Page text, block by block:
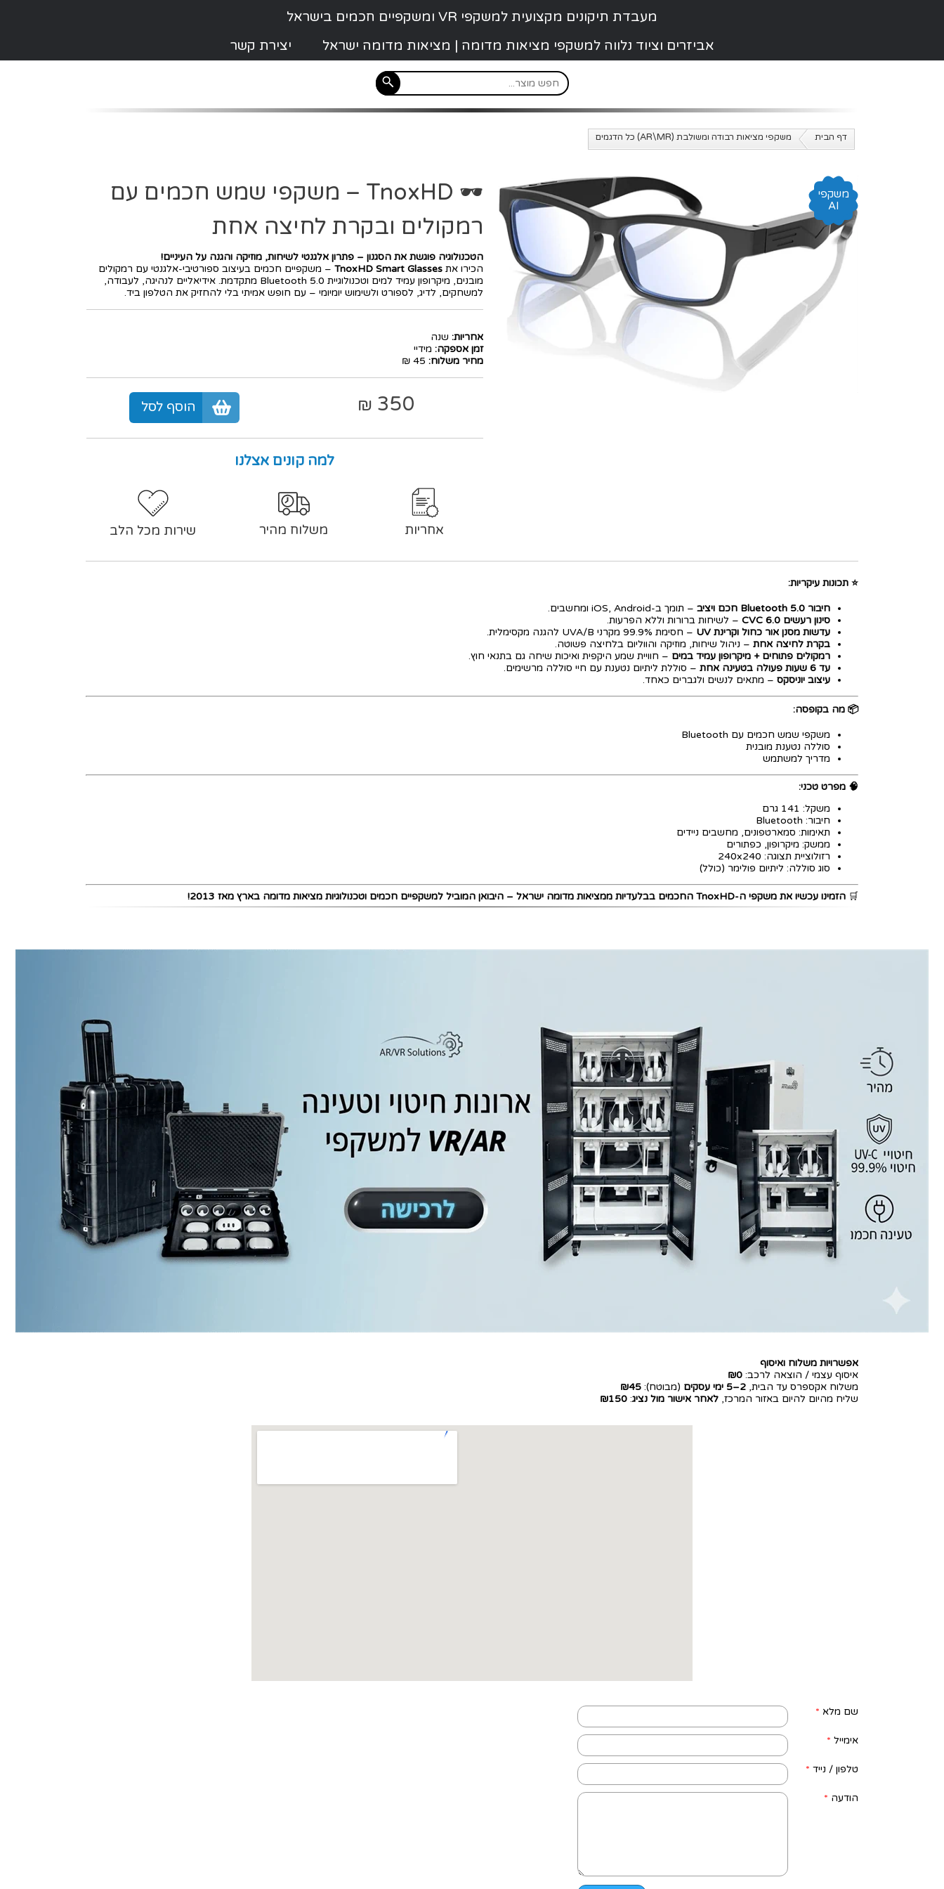
מעבדת תיקונים מקצועית למשקפי VR ומשקפיים חכמים בישראל
אביזרים וציוד נלווה למשקפי מציאות מדומה | מציאות מדומה ישראל
יצירת קשר
דף הבית משקפי מציאות רבודה ומשולבת (AR\MR) כל הדגמים
משקפי
AI
🕶️ TnoxHD – משקפי שמש חכמים עם
רמקולים ובקרת לחיצה אחת
הטכנולוגיה פוגשת את הסגנון – פתרון אלגנטי לשיחות, מוזיקה והגנה על העיניים!
הכירו אתTnoxHD Smart Glasses – משקפיים חכמים בעיצוב ספורטיבי-אלגנטי עם רמקולים
מובנים, מיקרופון עמיד למים וטכנולוגיית Bluetooth 5.0 מתקדמת. אידיאליים לנהיגה, לעבודה,
למשחקים, לדיג, לספורט ולשימוש יומיומי – עם חופש אמיתי בלי להחזיק את הטלפון ביד.
אחריות: שנה
זמן אספקה: מידיי
מחיר משלוח: 45 ₪
350
₪ הוסף לסל
למה קונים אצלנו
אחריות משלוח מהיר שירות מכל הלב
⭐ תכונות עיקריות:
חיבור Bluetooth 5.0 חכם ויציב
– תומך ב-iOS, Android ומחשבים.
סינון רעשים CVC 6.0
– לשיחות ברורות וללא הפרעות.
עדשות מסנן אור כחול וקרינת UV
– חסימת 99.9% מקרני UVA/B להגנה מקסימלית.
בקרת לחיצה אחת – ניהול שיחות, מוזיקה והווליום בלחיצה פשוטה.
רמקולים פתוחים + מיקרופון עמיד במים – חוויית שמע היקפית ואיכות שיחה גם בתנאי חוץ.
עד 6 שעות פעולה בטעינה אחת
– סוללת ליתיום נטענת עם חיי סוללה מרשימים.
עיצוב יוניסקס – מתאים לנשים ולגברים כאחד.
📦 מה בקופסה:
משקפי שמש חכמים עם Bluetooth
סוללה נטענת מובנית
מדריך למשתמש
🧠 מפרט טכני:
משקל: 141 גרם
חיבור: Bluetooth
תאימות: סמארטפונים, מחשבים ניידים
ממשק: מיקרופון, כפתורים
רזולוציית תצוגה: 240x240
סוג סוללה: ליתיום פולימר (כולל)
🛒 הזמינו עכשיו את משקפי ה-TnoxHD החכמים בבלעדיות ממציאות מדומה ישראל – היבואן המוביל למשקפיים חכמים וטכנולוגיות מציאות מדומה בארץ מאז 2013!
אפשרויות משלוח ואיסוף
איסוף עצמי / הוצאה לרכב: ₪0
משלוח אקספרס עד הבית, 2–5 ימי עסקים (מבוטח): ₪45
שליח מהיום להיום באזור המרכז, לאחר אישור מול נציג:
₪150
שם מלא *
אימייל *
טלפון / נייד *
הודעה *